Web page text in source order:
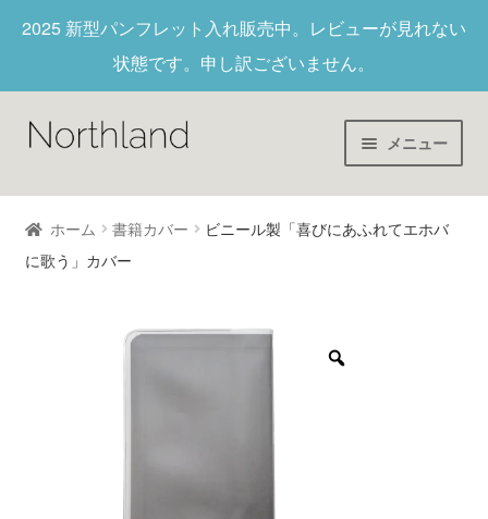
2025 新型パンフレット入れ販売中。レビューが見れない
状態です。申し訳ございません。
メニュー
Home
財布/キーホルダー
ホーム 書籍カバー
ビニール製「喜びにあふれてエホバ
に歌う」カバー